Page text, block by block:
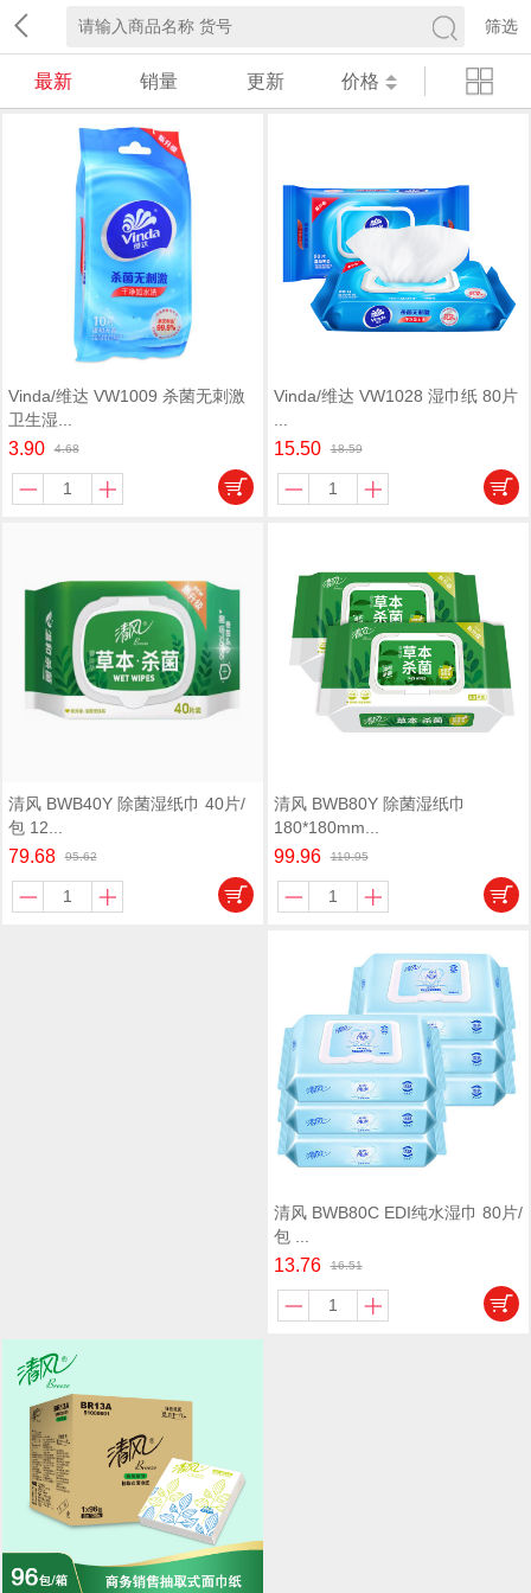
筛选
最新 销量 更新 价格
Vinda/维达 VW1009 杀菌无刺激
卫生湿...
3.90 4.68
Vinda/维达 VW1028 湿巾纸 80片
15.50 18.59
清风 BWB40Y 除菌湿纸巾 40片/
包 12...
79.68 95.62
清风 BWB80Y 除菌湿纸巾
180*180mm...
99.96 119.95
清风 BWB80C EDI纯水湿巾 80片/
包 ...
13.76 16.51